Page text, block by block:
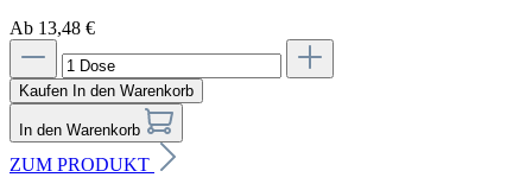
Ab 13,48 €
Kaufen In den Warenkorb
In den Warenkorb
ZUM PRODUKT